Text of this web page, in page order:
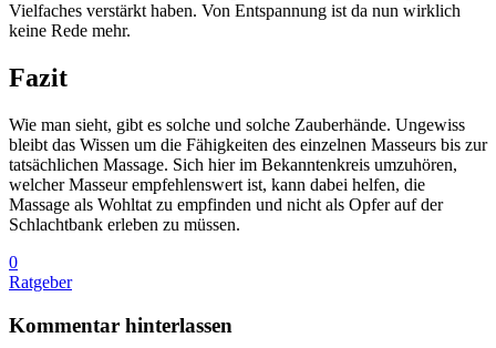
Vielfaches verstärkt haben. Von Entspannung ist da nun wirklich
keine Rede mehr.
Fazit
Wie man sieht, gibt es solche und solche Zauberhände. Ungewiss
bleibt das Wissen um die Fähigkeiten des einzelnen Masseurs bis zur
tatsächlichen Massage. Sich hier im Bekanntenkreis umzuhören,
welcher Masseur empfehlenswert ist, kann dabei helfen, die
Massage als Wohltat zu empfinden und nicht als Opfer auf der
Schlachtbank erleben zu müssen.
0
Ratgeber
Kommentar hinterlassen